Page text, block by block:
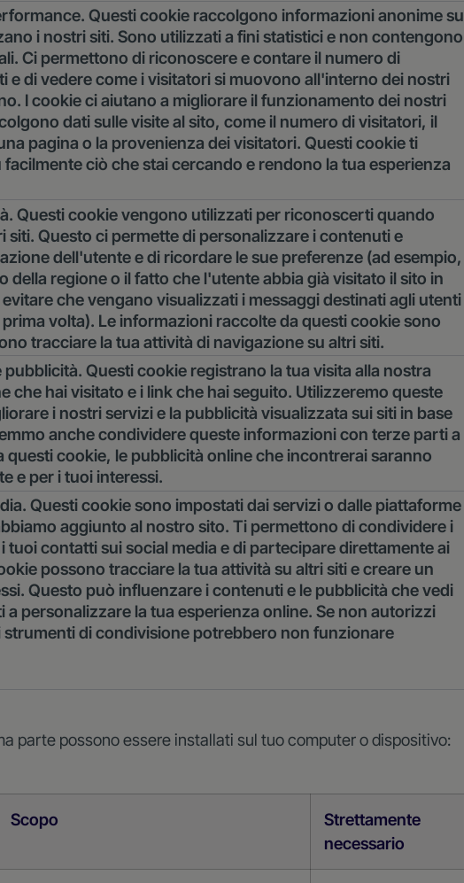
Questi cookie raccolgono informazioni anonime su
i nostri siti. Sono utilizzati a fini statistici e non contengono
Ci permettono di riconoscere e contare il numero di
e di vedere come i visitatori si muovono all'interno dei nostri
I cookie ci aiutano a migliorare il funzionamento dei nostri
dati sulle visite al sito, come il numero di visitatori, il
pagina o la provenienza dei visitatori. Questi cookie ti
ciò che stai cercando e rendono la tua esperienza
Questi cookie vengono utilizzati per riconoscerti quando
siti. Questo ci permette di personalizzare i contenuti e
dell'utente e di ricordare le sue preferenze (ad esempio,
della regione o il fatto che l'utente abbia già visitato il sito in
che vengano visualizzati i messaggi destinati agli utenti
volta). Le informazioni raccolte da questi cookie sono
tracciare la tua attività di navigazione su altri siti.
Questi cookie registrano la tua visita alla nostra
che hai visitato e i link che hai seguito. Utilizzeremo queste
i nostri servizi e la pubblicità visualizzata sui siti in base
anche condividere queste informazioni con terze parti a
questi cookie, le pubblicità online che incontrerai saranno
e per i tuoi interessi.
Questi cookie sono impostati dai servizi o dalle piattaforme
aggiunto al nostro sito. Ti permettono di condividere i
tuoi contatti sui social media e di partecipare direttamente ai
possono tracciare la tua attività su altri siti e creare un
Questo può influenzare i contenuti e le pubblicità che vedi
a personalizzare la tua esperienza online. Se non autorizzi
di condivisione potrebbero non funzionare
parte possono essere installati sul tuo computer o dispositivo:
Scopo
Strettamente
necessario